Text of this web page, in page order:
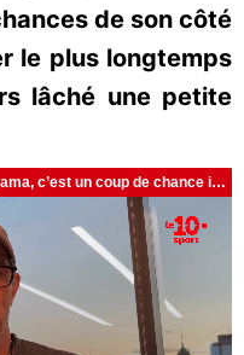
de son côté
le plus longtemps
lâché une petite